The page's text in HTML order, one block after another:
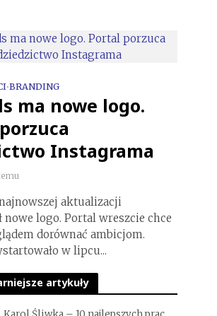
•BRANDING
ma nowe logo.
Instagrama
aktualizacji
nowe logo. Portal wreszcie chce
dorównać ambicjom.
w lipcu...
artykuły